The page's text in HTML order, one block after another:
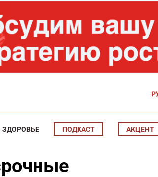
ЗДОРОВЬЕ ПОДКАСТ АКЦЕНТ